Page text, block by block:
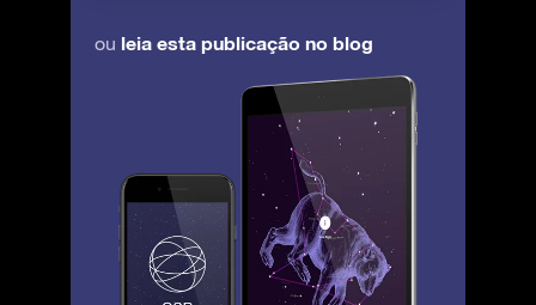
ou leia esta publicação no blog